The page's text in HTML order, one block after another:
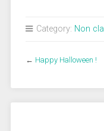
Category: Non
← Happy Halloween !